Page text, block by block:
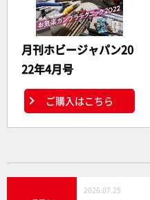
月刊ホビージャパン20
22年4月号
ご購入はこちら
2026.07.25